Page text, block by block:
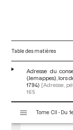
Table des matières
Adresse du
(Jemappes), lors
1794) [Adresse,
165
s